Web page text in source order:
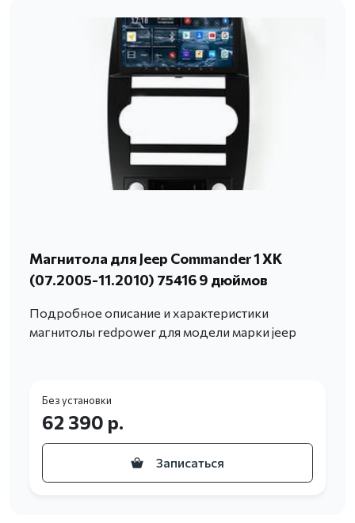
Магнитола для Jeep Commander 1 XK
(07.2005-11.2010) 75416 9 дюймов
Подробное описание и характеристики
магнитолы redpower для модели марки jeep
Без установки
62 390 р.
Записаться